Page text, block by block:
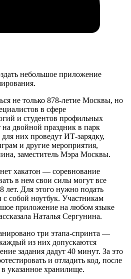
небольшое приложение
не только 878-летие Москвы, но
в сфере
и студентов профильных
двойной праздник в парк
них проведут ИТ-зарядку,
и другие мероприятия,
заместитель Мэра Москвы.
хакатон — соревнование
в нем свои силы могут все
лет. Для этого нужно подать
собой ноутбук. Участникам
приложение на любом языке
Наталья Сергунина.
три этапа-спринта —
из них допускаются
задания дадут 40 минут. За это
и отладить код, после
в указанное хранилище.